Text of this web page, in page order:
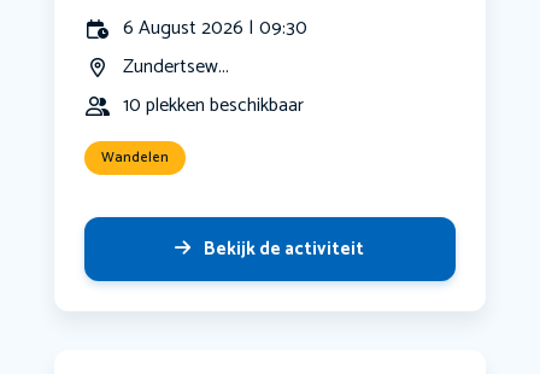
6 August 2026 | 09:30
Zundertsew...
10 plekken beschikbaar
Wandelen
Bekijk de activiteit